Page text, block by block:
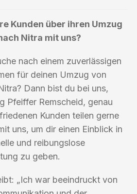
Kunden über ihren Umzug
Nitra mit uns?
nach einem zuverlässigen
für deinen Umzug von
Dann bist du bei uns,
Pfeiffer Remscheid, genau
Kunden teilen gerne
uns, um dir einen Einblick in
und reibungslose
zu geben.
„Ich war beeindruckt von